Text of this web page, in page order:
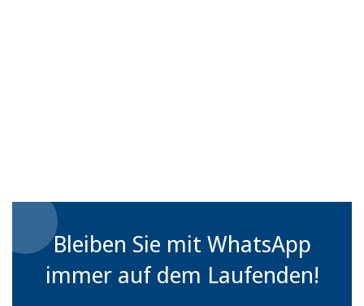
Bleiben Sie mit WhatsApp
immer auf dem Laufenden!